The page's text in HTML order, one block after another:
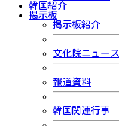
韓国紹介
掲示板
掲示板紹介
文化院ニュース
報道資料
韓国関連行事